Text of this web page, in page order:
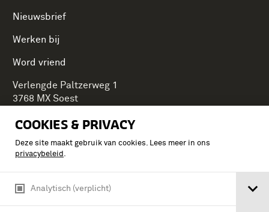
COOKIES & PRIVACY
Deze site maakt gebruik van cookies. Lees meer in ons
privacybeleid .
Analytisch (verplicht)
Nieuwsbrief
Werken bij
Word vriend
Verlengde Paltzerweg 1
3768 MX Soest
Onderdeel van Stichting Koninklijke Defensiemusea,